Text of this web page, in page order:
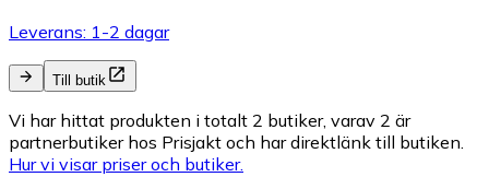
Leverans: 1-2 dagar
Till butik
Vi har hittat produkten i totalt 2 butiker, varav 2 är
partnerbutiker hos Prisjakt och har direktlänk till butiken.
Hur vi visar priser och butiker.